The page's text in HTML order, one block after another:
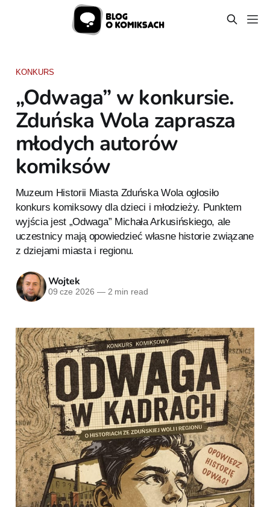
KONKURS
„Odwaga” w konkursie.
Zduńska Wola zaprasza
młodych autorów
komiksów
Muzeum Historii Miasta Zduńska Wola ogłosiło
konkurs komiksowy dla dzieci i młodzieży. Punktem
wyjścia jest „Odwaga” Michała Arkusińskiego, ale
uczestnicy mają opowiedzieć własne historie związane
z dziejami miasta i regionu.
Wojtek
09 cze 2026 —2 min read